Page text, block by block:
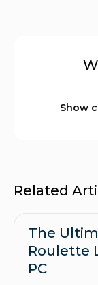
Show
Related
The
Roulette
PC